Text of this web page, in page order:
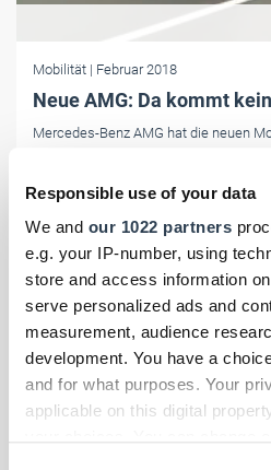
Responsible use of your data
We and our 1022 partners
e.g. your IP-number, using
store and access information
serve personalized ads and
measurement, audience
development. You have a
and for what purposes. Your
applicable on this digital
Mobilität | Februar 2018
Neue AMG: Da kommt
Mercedes-Benz AMG hat die neuen